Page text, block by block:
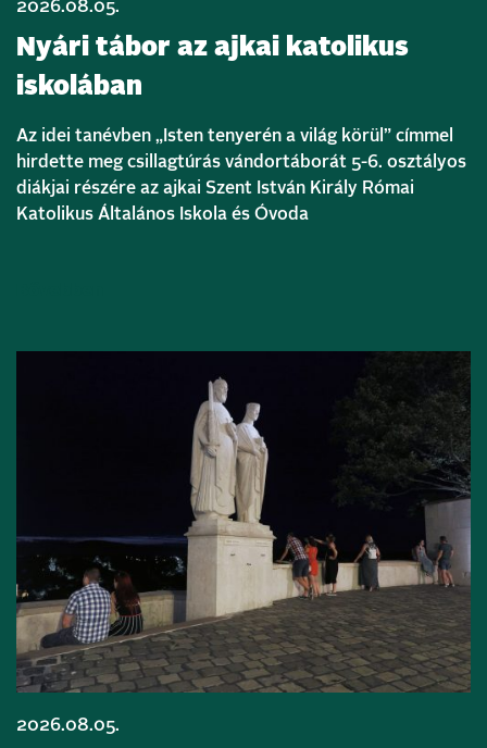
2026.08.05.
Nyári tábor az ajkai katolikus
iskolában
Az idei tanévben „Isten tenyerén a világ körül” címmel
hirdette meg csillagtúrás vándortáborát 5-6. osztályos
diákjai részére az ajkai Szent István Király Római
Katolikus Általános Iskola és Óvoda
2026.08.05.